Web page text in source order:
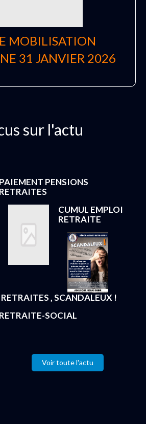
MOBILISATION
31 JANVIER 2026
sur l'actu
PAIEMENT PENSIONS
RETRAITES
CUMUL EMPLOI
RETRAITE
, SCANDALEUX !
RETRAITE-SOCIAL
Voir toute l'actu